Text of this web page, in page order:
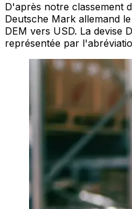
D'après notre classement
Deutsche Mark allemand
DEM vers USD. La devise
représentée par